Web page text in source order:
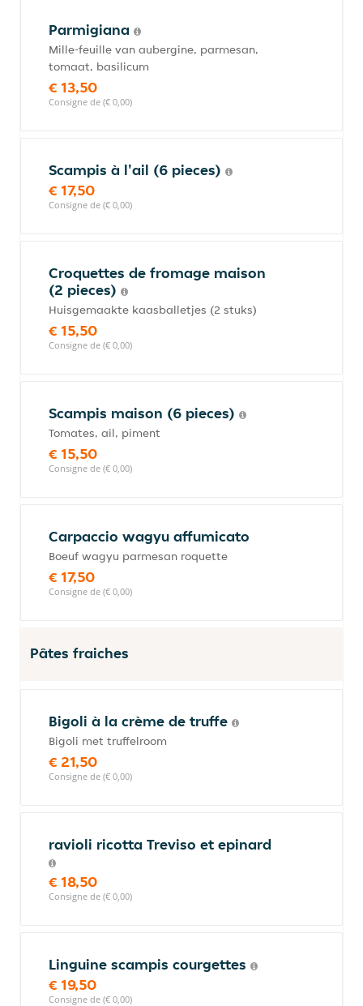
Parmigiana
Mille-feuille van aubergine, parmesan,
tomaat, basilicum
€ 13,50
Consigne de (€ 0,00)
Scampis à l'ail (6 pieces)
€ 17,50
Consigne de (€ 0,00)
Croquettes de fromage maison
(2 pieces)
Huisgemaakte kaasballetjes (2 stuks)
€ 15,50
Consigne de (€ 0,00)
Scampis maison (6 pieces)
Tomates, ail, piment
€ 15,50
Consigne de (€ 0,00)
Carpaccio wagyu affumicato
Boeuf wagyu parmesan roquette
€ 17,50
Consigne de (€ 0,00)
Pâtes fraiches
Bigoli à la crème de truffe
Bigoli met truffelroom
€ 21,50
Consigne de (€ 0,00)
ravioli ricotta Treviso et epinard
€ 18,50
Consigne de (€ 0,00)
Linguine scampis courgettes
€ 19,50
Consigne de (€ 0,00)